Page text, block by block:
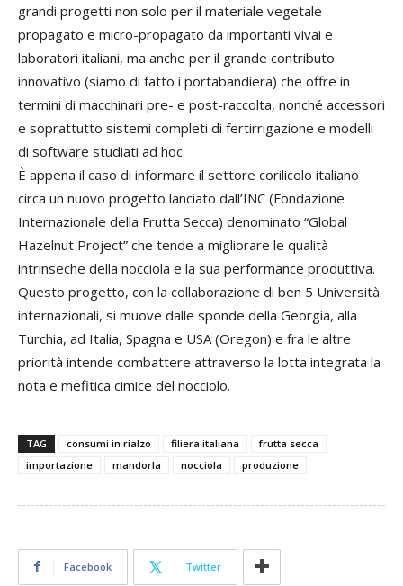
grandi progetti non solo per il materiale vegetale
propagato e micro-propagato da importanti vivai e
laboratori italiani, ma anche per il grande contributo
innovativo (siamo di fatto i portabandiera) che offre in
termini di macchinari pre- e post-raccolta, nonché accessori
e soprattutto sistemi completi di fertirrigazione e modelli
di software studiati ad hoc.
È appena il caso di informare il settore corilicolo italiano
circa un nuovo progetto lanciato dall’INC (Fondazione
Internazionale della Frutta Secca) denominato “Global
Hazelnut Project” che tende a migliorare le qualità
intrinseche della nocciola e la sua performance produttiva.
Questo progetto, con la collaborazione di ben 5 Università
internazionali, si muove dalle sponde della Georgia, alla
Turchia, ad Italia, Spagna e USA (Oregon) e fra le altre
priorità intende combattere attraverso la lotta integrata la
nota e mefitica cimice del nocciolo.
TAG consumi in rialzo filiera italiana
frutta secca
importazione
mandorla nocciola produzione
Facebook Twitter